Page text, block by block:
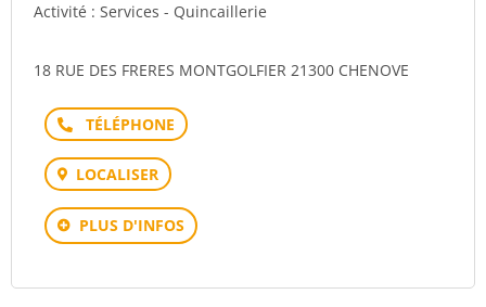
Activité : Services - Quincaillerie
18 RUE DES FRERES MONTGOLFIER 21300 CHENOVE
Téléphone
LOCALISER
PLUS D'INFOS